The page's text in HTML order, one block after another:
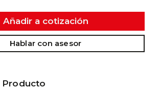
Añadir a cotización
Hablar con asesor
Producto